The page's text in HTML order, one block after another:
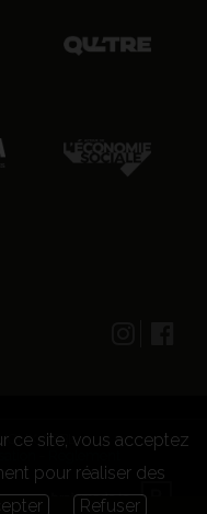
ASBL -
ce site, vous acceptez
pour réaliser des
Refuser